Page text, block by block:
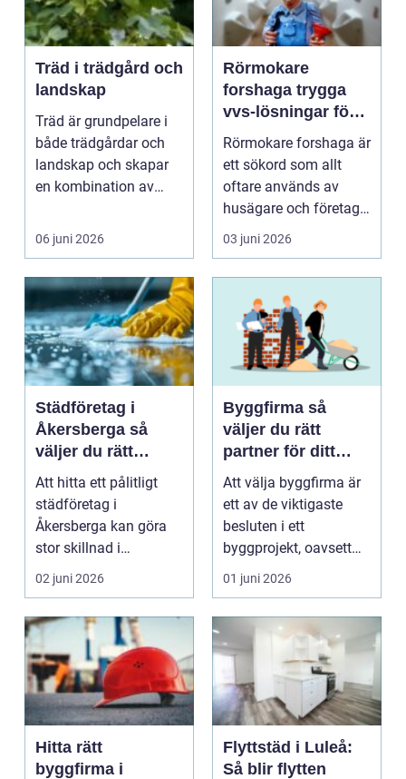
Träd i trädgård och
landskap
Träd är grundpelare i
både trädgårdar och
landskap och skapar
en kombination av
06 juni 2026
Rörmokare
forshaga trygga
vvs-lösningar för
hem och företag
Rörmokare forshaga är
ett sökord som allt
oftare används av
husägare och företag
som behöver snabb
h...
03 juni 2026
Städföretag i
Åkersberga så
väljer du rätt
partner för hem
och kontor
Att hitta ett pålitligt
städföretag i
Åkersberga kan göra
stor skillnad i
vardagen. Många
upptäcker ...
02 juni 2026
Byggfirma så
väljer du rätt
partner för ditt
byggprojekt
Att välja byggfirma är
ett av de viktigaste
besluten i ett
byggprojekt, oavsett
om du planerar ett n...
01 juni 2026
Hitta rätt
byggfirma i
Flyttstäd i Luleå:
Så blir flytten